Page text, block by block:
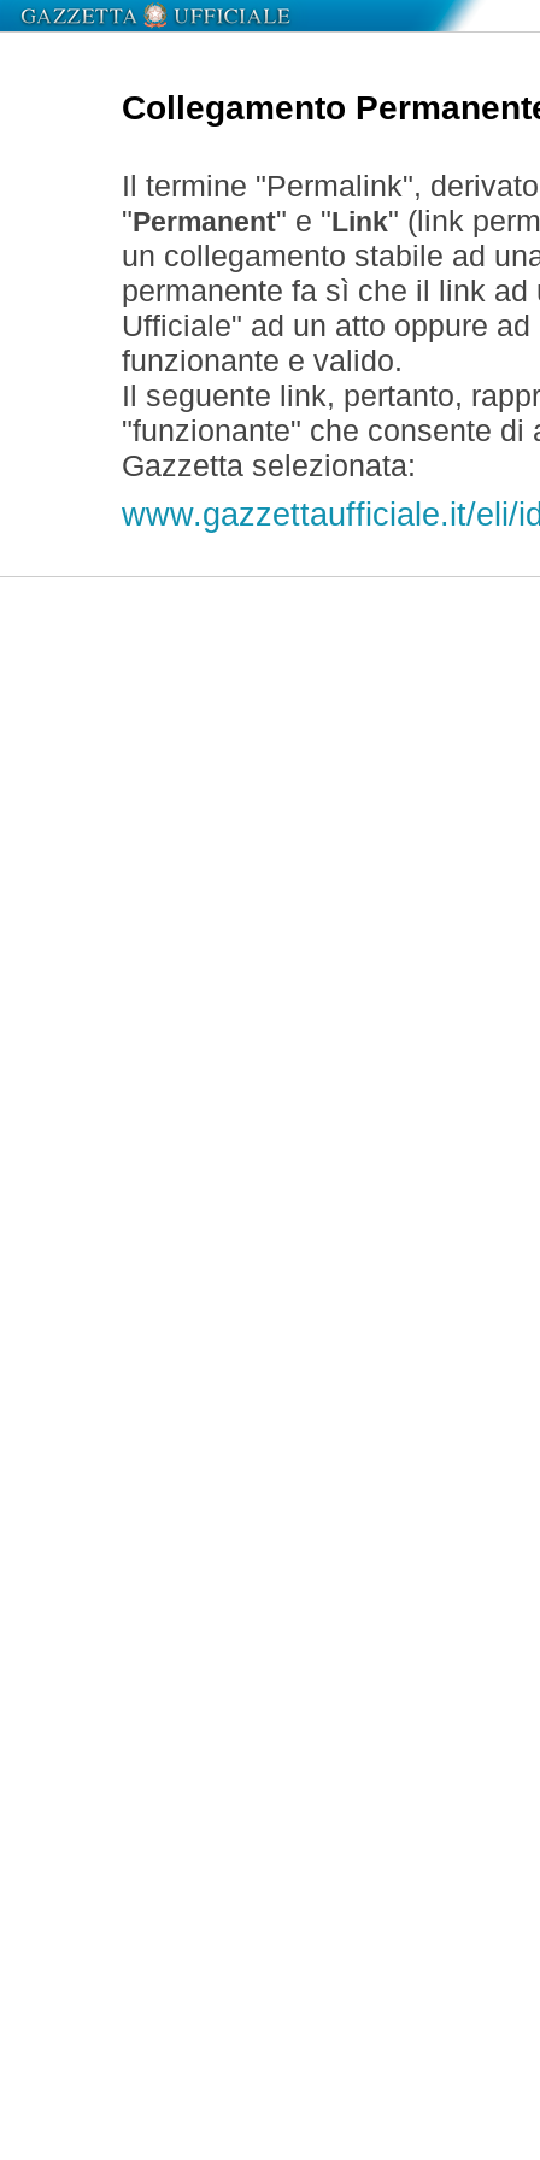
Collegamento
Il termine "Permalink",
" Permanent" e " Link" (link
un collegamento stabile ad
permanente fa sì che il link
Ufficiale" ad un atto oppure
funzionante e valido.
Il seguente link, pertanto,
"funzionante" che consente
Gazzetta selezionata:
www.gazzettaufficiale.it/eli/